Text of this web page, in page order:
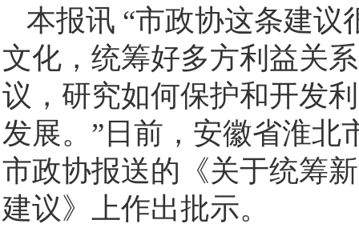
本报讯 “市政协这条建
文化，统筹好多方利益关
议，研究如何保护和开发
发展。”日前，安徽省淮北
市政协报送的《关于统筹
建议》上作出批示。